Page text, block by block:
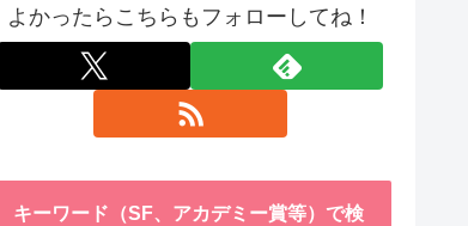
よかったらこちらもフォローしてね！
キーワード（SF、アカデミー賞等）で検